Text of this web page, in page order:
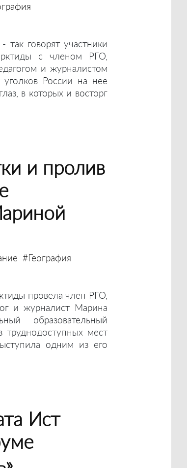
так говорят участники
с членом РГО,
и журналистом
России на нее
в которых и восторг
и пролив
#География
провела член РГО,
и журналист Марина
образовательный
труднодоступных мест
одним из его
Ист